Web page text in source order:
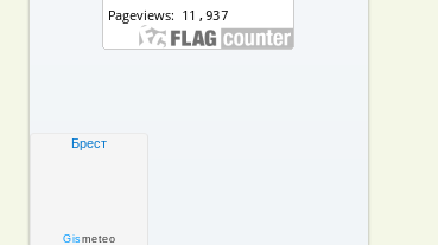
Брест
Gismeteo